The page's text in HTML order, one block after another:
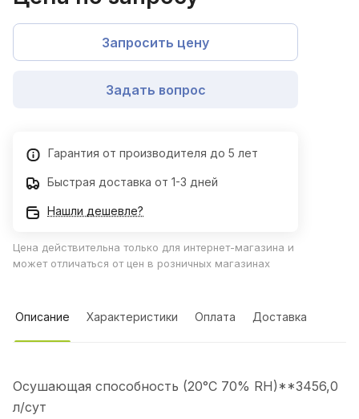
Запросить цену
Задать вопрос
Гарантия от производителя до 5 лет
Быстрая доставка от 1-3 дней
Нашли дешевле?
Цена действительна только для интернет-магазина и
может отличаться от цен в розничных магазинах
Описание Характеристики Оплата Доставка
Осушающая способность (20°С 70% RH)**3456,0
л/сут